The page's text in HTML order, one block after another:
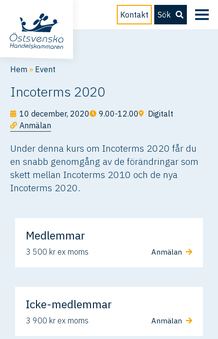
Kontakt Sök
Hem » Event
Incoterms 2020
10 december, 2020 9.00-12.00
Digitalt
Anmälan
Under denna kurs om Incoterms 2020 får du
en snabb genomgång av de förändringar som
skett mellan Incoterms 2010 och de nya
Incoterms 2020.
Medlemmar
3 500 kr ex moms Anmälan
Icke-medlemmar
3 900 kr ex moms Anmälan